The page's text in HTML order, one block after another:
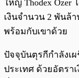
ใหญ่ Thodex
เงินจำนวน 2 พันล้
พร้อมกับเขาด้วย
ปัจจุบันตุรกีกำลังเ
ประเทศ ด้วยอัตรา